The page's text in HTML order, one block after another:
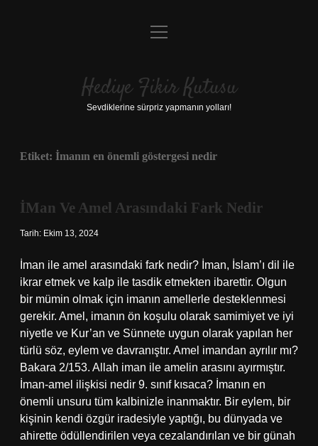
Anasayfa
Yasal Uyarı
menüyü
Hediye Fikir Kutusu
Sevdiklerine sürpriz yapmanın yolları!
Etiket: İmanın en önemli göstergesi nedir
İMan Ve Amel Arasındaki Fark Nedir
Tarih: Ekim 13, 2024
İman ile amel arasındaki fark nedir? İman, İslam’ı dil ile
ikrar etmek ve kalp ile tasdik etmekten ibarettir. Olgun
bir mümin olmak için imanın amellerle desteklenmesi
gerekir. Amel, imanın ön koşulu olarak samimiyet ve iyi
niyetle ve Kur’an ve Sünnete uygun olarak yapılan her
türlü söz, eylem ve davranıştır. Amel imandan ayrılır mı?
Bakara 2/153. Allah iman ile amelin arasını ayırmıştır.
İman-amel ilişkisi nedir 9. sınıf kısaca? İmanın en
önemli unsuru tüm kalbinizle inanmaktır. Bir eylem, bir
kişinin kendi özgür iradesiyle yaptığı, bu dünyada ve
ahirette ödüllendirilen veya cezalandırılan ve bir günah